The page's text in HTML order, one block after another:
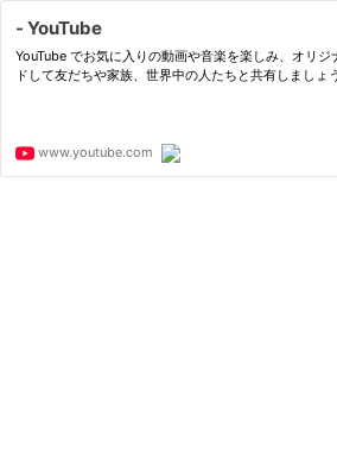
- YouTube
YouTube でお気に入りの動画や音楽を楽しみ、オリ
ドして友だちや家族、世界中の人たちと共有しましょう
www.youtube.com